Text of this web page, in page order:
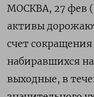
МОСКВА, 27 фев
активы
счет
набиравшихся
выходные, в